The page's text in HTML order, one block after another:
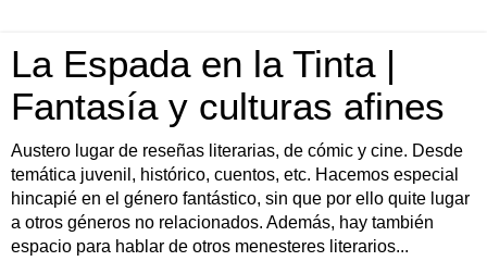
La Espada en la Tinta |
Fantasía y culturas afines
Austero lugar de reseñas literarias, de cómic y cine. Desde
temática juvenil, histórico, cuentos, etc. Hacemos especial
hincapié en el género fantástico, sin que por ello quite lugar
a otros géneros no relacionados. Además, hay también
espacio para hablar de otros menesteres literarios...